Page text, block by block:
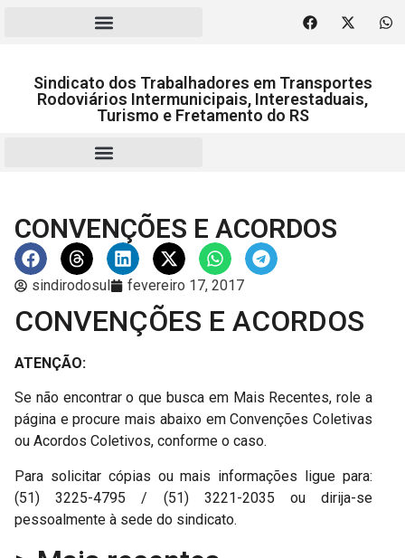
Sindicato dos Trabalhadores em Transportes
Rodoviários Intermunicipais, Interestaduais,
Turismo e Fretamento do RS
CONVENÇÕES E ACORDOS
sindirodosul fevereiro 17, 2017
CONVENÇÕES E ACORDOS
ATENÇÃO:
Se não encontrar o que busca em Mais Recentes, role a
página e procure mais abaixo em Convenções Coletivas
ou Acordos Coletivos, conforme o caso.
Para solicitar cópias ou mais informações ligue para:
(51) 3225-4795 / (51) 3221-2035 ou dirija-se
pessoalmente à sede do sindicato.